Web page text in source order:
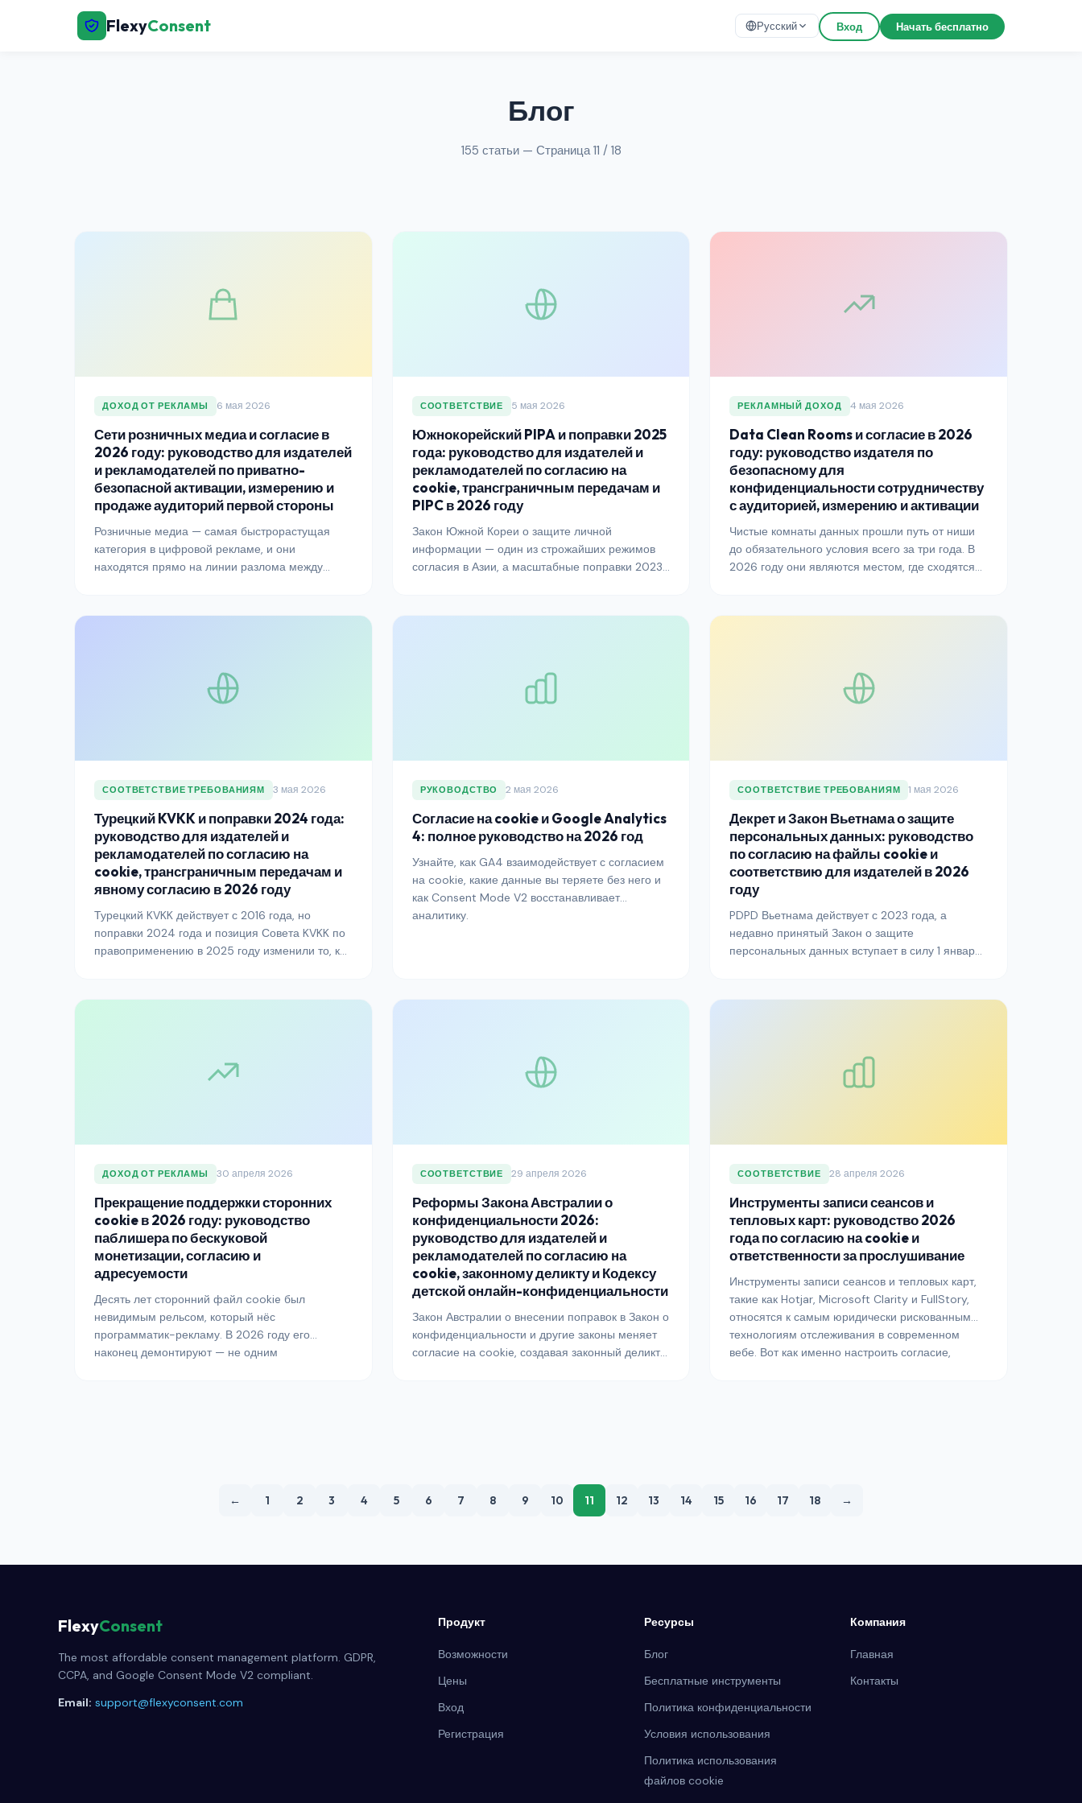
FlexyConsent Русский Вход Начать бесплатно
← Вернуться на главную
Блог
155 статьи — Страница 11 / 18
ДОХОД ОТ РЕКЛАМЫ 6 мая 2026
Сети розничных медиа и согласие в
2026 году: руководство для издателей
и рекламодателей по приватно-
безопасной активации, измерению и
продаже аудиторий первой стороны
Розничные медиа — самая быстрорастущая
категория в цифровой рекламе, и они
находятся прямо на линии разлома между
издатели, ритейлеры и рекламодатели должны
СООТВЕТСТВИЕ 5 мая 2026
Южнокорейский PIPA и поправки 2025
года: руководство для издателей и
рекламодателей по согласию на
cookie, трансграничным передачам и
PIPC в 2026 году
Закон Южной Кореи о защите личной
информации — один из строжайших режимов
согласия в Азии, а масштабные поправки 2023
планку ещё выше. Вот что именно нужно знать
РЕКЛАМНЫЙ ДОХОД 4 мая 2026
Data Clean Rooms и согласие в 2026
году: руководство издателя по
безопасному для
конфиденциальности сотрудничеству
с аудиторией, измерению и активации
Чистые комнаты данных прошли путь от ниши
до обязательного условия всего за три года. В
2026 году они являются местом, где сходятся
следующее поколение безопасной для
СООТВЕТСТВИЕ ТРЕБОВАНИЯМ 3 мая 2026
Турецкий KVKK и поправки 2024 года:
руководство для издателей и
рекламодателей по согласию на
cookie, трансграничным передачам и
явному согласию в 2026 году
Турецкий KVKK действует с 2016 года, но
поправки 2024 года и позиция Совета KVKK по
правоприменению в 2025 году изменили то, как
рекламодателям и платформам, работающим
РУКОВОДСТВО 2 мая 2026
Согласие на cookie и Google Analytics
4: полное руководство на 2026 год
Узнайте, как GA4 взаимодействует с согласием
на cookie, какие данные вы теряете без него и
как Consent Mode V2 восстанавливает
аналитику.
СООТВЕТСТВИЕ ТРЕБОВАНИЯМ 1 мая 2026
Декрет и Закон Вьетнама о защите
персональных данных: руководство
по согласию на файлы cookie и
соответствию для издателей в 2026
году
PDPD Вьетнама действует с 2023 года, а
недавно принятый Закон о защите
персональных данных вступает в силу 1 января
Азии. Вот что нужно знать издателям и
ДОХОД ОТ РЕКЛАМЫ 30 апреля 2026
Прекращение поддержки сторонних
cookie в 2026 году: руководство
паблишера по бескуковой
монетизации, согласию и
адресуемости
Десять лет сторонний файл cookie был
невидимым рельсом, который нёс
программатик-рекламу. В 2026 году его
наконец демонтируют — не одним
СООТВЕТСТВИЕ 29 апреля 2026
Реформы Закона Австралии о
конфиденциальности 2026:
руководство для издателей и
рекламодателей по согласию на
cookie, законному деликту и Кодексу
детской онлайн-конфиденциальности
Закон Австралии о внесении поправок в Закон о
конфиденциальности и другие законы меняет
согласие на cookie, создавая законный деликт
СООТВЕТСТВИЕ 28 апреля 2026
Инструменты записи сеансов и
тепловых карт: руководство 2026
года по согласию на cookie и
ответственности за прослушивание
Инструменты записи сеансов и тепловых карт,
такие как Hotjar, Microsoft Clarity и FullStory,
относятся к самым юридически рискованным
технологиям отслеживания в современном
вебе. Вот как именно настроить согласие,
← 1 2 3 4 5 6 7 8 9 10 11 12 13 14 15 16 17 18 →
FlexyConsent
The most affordable consent management platform. GDPR,
CCPA, and Google Consent Mode V2 compliant.
Email: support@flexyconsent.com
Продукт
Возможности
Цены
Вход
Регистрация
Ресурсы
Блог
Бесплатные инструменты
Политика конфиденциальности
Условия использования
Политика использования
файлов cookie
Компания
Главная
Контакты